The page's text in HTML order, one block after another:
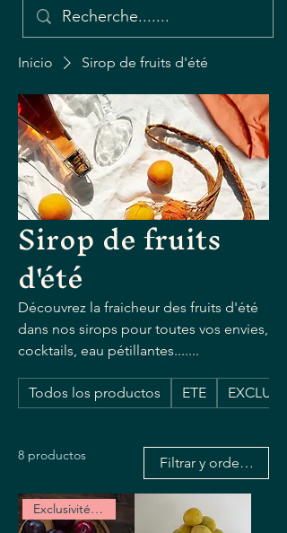
Inicio Sirop de fruits d'été
Sirop de fruits
d'été
Découvrez la fraicheur des fruits d'été
dans nos sirops pour toutes vos envies,
cocktails, eau pétillantes.......
Todos los productos ETE
8 productos Filtrar y ordenar
Exclusivité Web